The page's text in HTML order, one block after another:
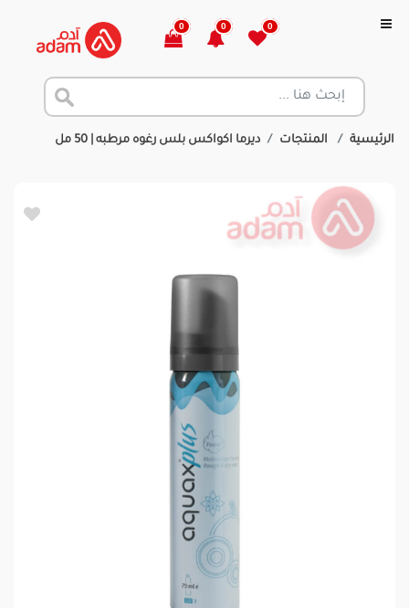
0
0
0
الرئيسية المنتجات ديرما اكواكس بلس رغوه مرطبه | 50 مل